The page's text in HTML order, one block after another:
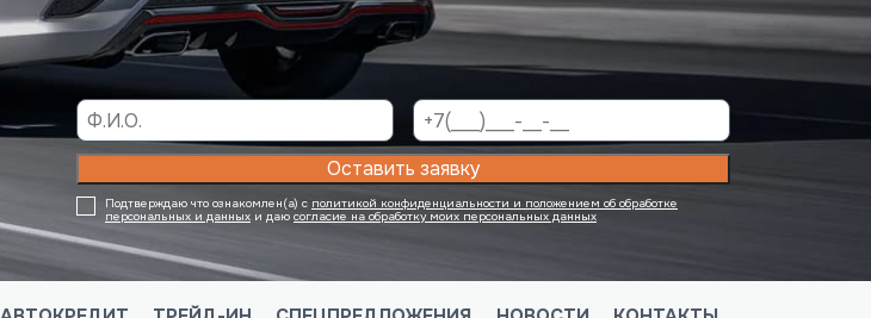
Подтверждаю что ознакомлен(а) с политикой конфиденциальности и положением об обработке
персональных и данных и даю согласие на обработку моих персональных данных
Оставить заявку